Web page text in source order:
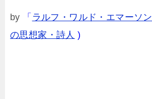
by 「 ラルフ・ワルド・エマーソン
の思想家・詩人 )